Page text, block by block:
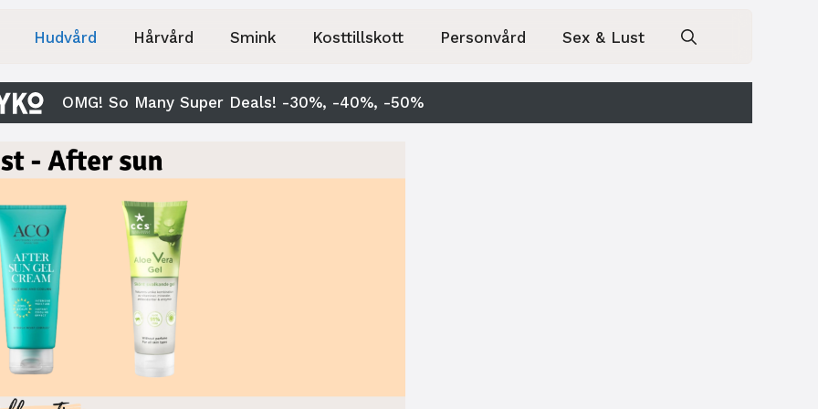
Hudvård Hårvård Smink Kosttillskott Personvård Sex & Lust
OMG! So Many Super Deals! -30%, -40%, -50%